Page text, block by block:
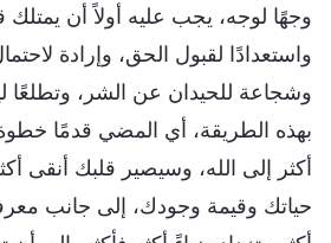
وجهًا لوجه، يجب عليه أولاً أن يمتلك
واستعدادًا لقبول الحق، وإرادة
وشجاعة للحيدان عن الشر، وتطلعًا
بهذه الطريقة، أي المضي قدمًا
أكثر إلى الله، وسيصير قلبك أنقى
حياتك وقيمة وجودك، إلى جانب